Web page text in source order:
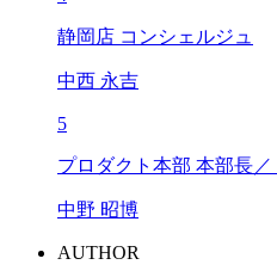
静岡店 コンシェルジュ
中西 永吉
5
プロダクト本部 本部長／
中野 昭博
AUTHOR